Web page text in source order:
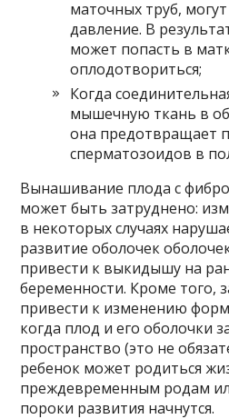
маточных труб,
давление. В
может попасть в
оплодотвориться;
Когда
мышечную ткань в
она предотвращает
сперматозоидов в
Вынашивание плода с
может быть затруднено:
в некоторых случаях
развитие оболочек
привести к выкидышу на
беременности. Кроме того,
привести к изменению
когда плод и его оболочки
пространство (это не
ребенок может родиться
преждевременным родам
пороки развития начнутся.